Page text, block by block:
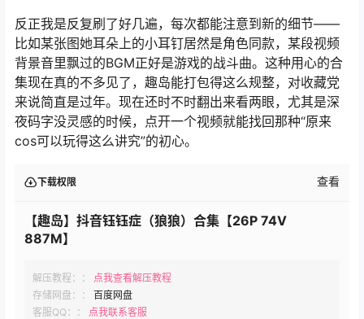
反正我是反复刷了好几遍，每次都能注意到新的细节——
比如某张图她耳朵上的小耳钉居然是角色同款，某段视频
背景音里飘过的BGM正好是游戏的战斗曲。这种用心的合
集现在真的不多见了，趣岛能打包得这么规整，对收藏党
来说简直是过年。现在还时不时翻出来看两眼，尤其是深
夜码字没灵感的时候，点开一个视频就能找回那种“原来
cos可以玩得这么讲究”的初心。
下载权限 查看
【趣岛】抖音钰钰症（狼狼）合集【26P 74V
887M】
解压教程：：
点我查看解压教程
存储网盘：：
百度网盘
客服QQ：：
点我联系客服